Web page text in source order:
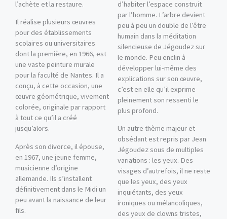
l’achète et la restaure.
Il réalise plusieurs œuvres
pour des établissements
scolaires ou universitaires
dont la première, en 1966, est
une vaste peinture murale
pour la faculté de Nantes. Il a
conçu, à cette occasion, une
œuvre géométrique, vivement
colorée, originale par rapport
à tout ce qu’il a créé
jusqu’alors.
Après son divorce, il épouse,
en 1967, une jeune femme,
musicienne d’origine
allemande. Ils s’installent
définitivement dans le Midi un
peu avant la naissance de leur
fils.
d’habiter l’espace construit
par l’homme. L’arbre devient
peu à peu un double de l’être
humain dans la méditation
silencieuse de Jégoudez sur
le monde. Peu enclin à
développer lui-même des
explications sur son œuvre,
c’est en elle qu’il exprime
pleinement son ressenti le
plus profond.
Un autre thème majeur et
obsédant est repris par Jean
Jégoudez sous de multiples
variations : les yeux. Des
visages d’autrefois, il ne reste
que les yeux, des yeux
inquiétants, des yeux
ironiques ou mélancoliques,
des yeux de clowns tristes,